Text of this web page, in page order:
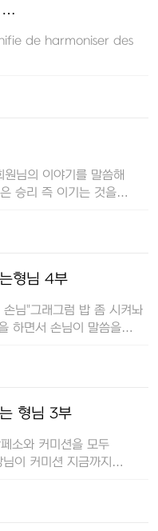
…
de harmoniser des
님의 이야기를 말씀해
승리 즉 이기는 것을
형님 4부
님"그래그럼 밥 좀 시켜놔
하면서 손님이 말씀을
형님 3부
소와 커미션을 모두
이 커미션 지금까지